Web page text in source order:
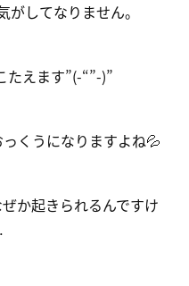
がしてなりません。
たえます”(-“”-)”
くうになりますよね💦
か起きられるんですけ